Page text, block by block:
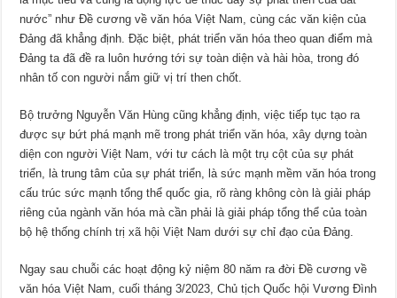
nước” như Đề cương về văn hóa Việt Nam, cùng các văn kiện của
Đảng đã khẳng định. Đặc biệt, phát triển văn hóa theo quan điểm mà
Đảng ta đã đề ra luôn hướng tới sự toàn diện và hài hòa, trong đó
nhân tố con người nắm giữ vị trí then chốt.
Bộ trưởng Nguyễn Văn Hùng cũng khẳng định, việc tiếp tục tạo ra
được sự bứt phá mạnh mẽ trong phát triển văn hóa, xây dựng toàn
diện con người Việt Nam, với tư cách là một trụ cột của sự phát
triển, là trung tâm của sự phát triển, là sức mạnh mềm văn hóa trong
cấu trúc sức mạnh tổng thể quốc gia, rõ ràng không còn là giải pháp
riêng của ngành văn hóa mà cần phải là giải pháp tổng thể của toàn
bộ hệ thống chính trị xã hội Việt Nam dưới sự chỉ đạo của Đảng.
Ngay sau chuỗi các hoạt động kỷ niệm 80 năm ra đời Đề cương về
văn hóa Việt Nam, cuối tháng 3/2023, Chủ tịch Quốc hội Vương Đình